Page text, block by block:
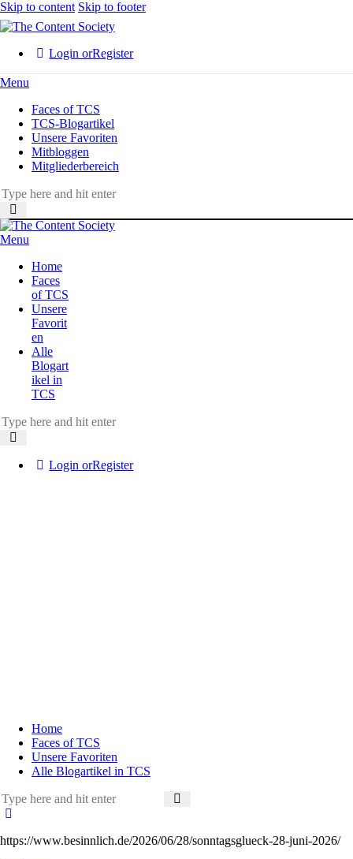
Skip to content Skip to footer
Login orRegister
Menu
Faces of TCS
TCS-Blogartikel
Unsere Favoriten
Mitbloggen
Mitgliederbereich
Menu
Home
Faces
of TCS
Unsere
Favorit
en
Alle
Blogart
ikel in
TCS
Login orRegister
Home
Faces of TCS
Unsere Favoriten
Alle Blogartikel in TCS
https://www.besinnlich.de/2026/06/28/sonntagsglueck-28-juni-2026/